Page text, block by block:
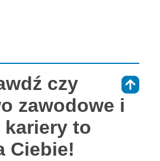
czy
zawodowe i
to
Ciebie!